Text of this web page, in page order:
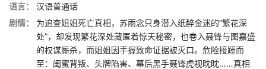
语言：
汉语普通话
剧情：
为追查姐姐死亡真相，苏雨念只身潜入纸醉金迷的“繁花深
处”，却发现繁花深处藏匿着惊天秘密，也卷入聂锋与图嘉盛
的权谋厮杀，而姐姐因手握致命证据被灭口。危险接踵而
至：闺蜜背叛、头牌陷害、幕后黑手聂锋虎视眈眈……真相